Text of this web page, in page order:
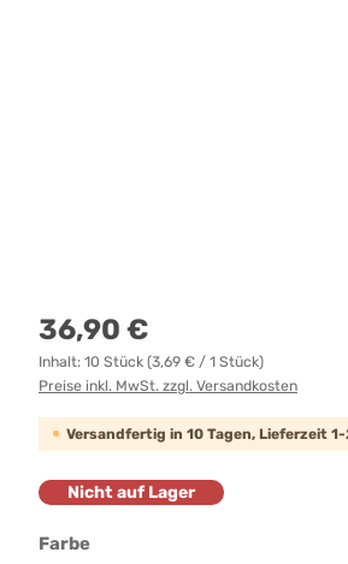
Regulärer Preis:
36,90 €
Inhalt: 10 Stück (3,69 € / 1 Stück)
Preise inkl. MwSt. zzgl. Versandkosten
Versandfertig in 10 Tagen, Lieferzeit 1-
Nicht auf Lager
Farbeauswählen